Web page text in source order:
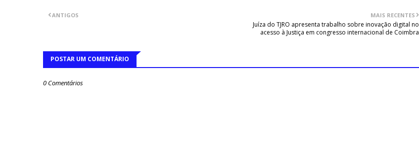
MAIS RECENTES
Juíza do TJRO apresenta trabalho sobre inovação digital no
acesso à Justiça em congresso internacional de Coimbra
ANTIGOS
POSTAR UM COMENTÁRIO
0 Comentários